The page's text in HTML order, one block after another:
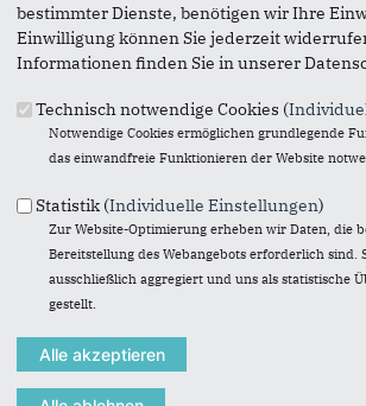
Anmerkung: Ihre E-Mail-Adresse wird
Personen, denen Sie die Seite
informieren, von wem die Empfehlung
kein Spam ist.
Das mit * gekennzeichnete Feld ist ein
Eigener Name*
Senden an*
bestimmter Dienste, benötigen wir Ihre
Einwilligung können Sie jederzeit
Informationen finden Sie in unserer
Technisch notwendige Cookies (
Notwendige Cookies ermöglichen grundlegende
das einwandfreie Funktionieren der Website
Statistik (Individuelle Einstellungen)
Zur Website-Optimierung erheben wir Daten, die
Bereitstellung des Webangebots erforderlich sind.
ausschließlich aggregiert und uns als statistische
gestellt.